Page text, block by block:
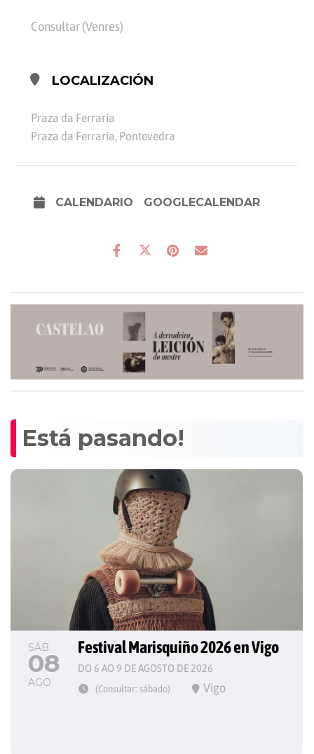
Consultar (Venres)
LOCALIZACIÓN
Praza da Ferraría
Praza da Ferraría, Pontevedra
CALENDARIO GOOGLECALENDAR
Está pasando!
SÁB
08
AGO
Festival Marisquiño 2026 en Vigo
DO 6 AO 9 DE AGOSTO DE 2026
(Consultar: sábado) Vigo